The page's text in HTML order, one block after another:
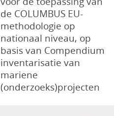
de COLUMBUS EU-
methodologie op
nationaal niveau, op
basis van Compendium
inventarisatie van
mariene
(onderzoeks)projecten